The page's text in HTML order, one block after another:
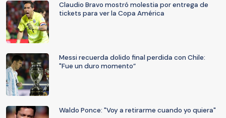
Claudio Bravo mostró molestia por entrega de
tickets para ver la Copa América
Messi recuerda dolido final perdida con Chile:
"Fue un duro momento”
Waldo Ponce: "Voy a retirarme cuando yo quiera"